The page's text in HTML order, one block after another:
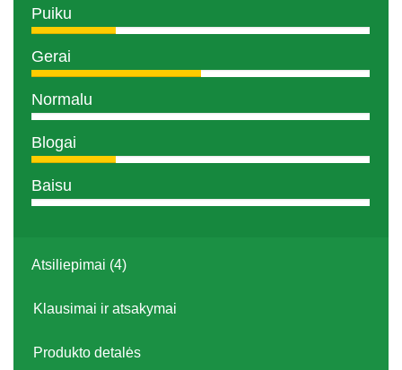
Puiku
Gerai
Normalu
Blogai
Baisu
Atsiliepimai (4)
Klausimai ir atsakymai
Produkto detalės